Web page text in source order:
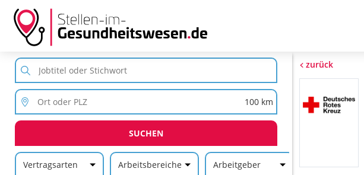
SUCHEN
Vertragsarten Arbeitsbereiche Arbeitgeber
zurück